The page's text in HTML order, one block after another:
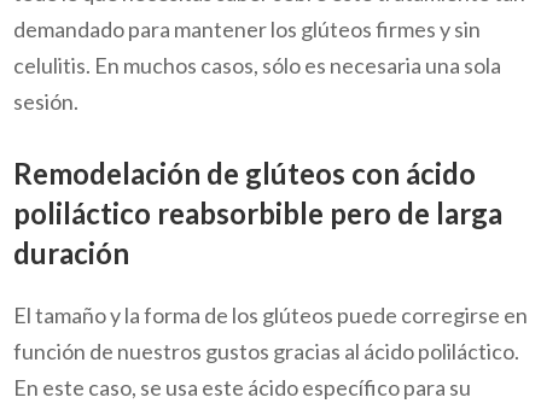
demandado para mantener los glúteos firmes y sin
celulitis. En muchos casos, sólo es necesaria una sola
sesión.
Remodelación de glúteos con ácido
poliláctico reabsorbible pero de larga
duración
El tamaño y la forma de los glúteos puede corregirse en
función de nuestros gustos gracias al ácido poliláctico.
En este caso, se usa este ácido específico para su